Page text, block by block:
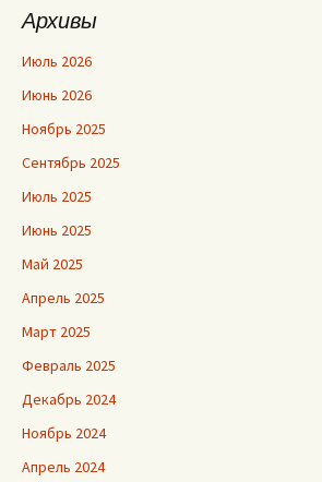
Архивы
Июль 2026
Июнь 2026
Ноябрь 2025
Сентябрь 2025
Июль 2025
Июнь 2025
Май 2025
Апрель 2025
Март 2025
Февраль 2025
Декабрь 2024
Ноябрь 2024
Апрель 2024